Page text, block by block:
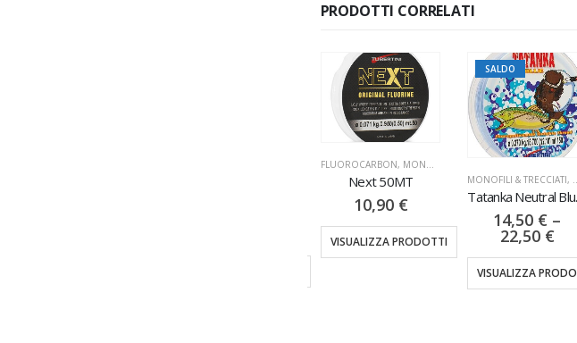
PRODOTTI CORRELATI
FLUOROCARBON,MONOFILI & TRECCIATI
Next 50MT
10,90€
VISUALIZZA PRODOTTI
SALDO
MONOFILI & TRECCIATI,NYLON
Tatanka Neutral Blue 250MT
14,50€–
22,50€
VISUALIZZA PRODOTTI